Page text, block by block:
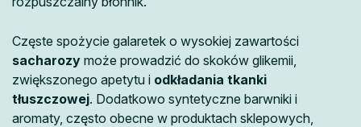
Częste spożycie galaretek o wysokiej zawartości
sacharozy może prowadzić do skoków glikemii,
zwiększonego apetytu i odkładania tkanki
tłuszczowej. Dodatkowo syntetyczne barwniki i
aromaty, często obecne w produktach sklepowych,